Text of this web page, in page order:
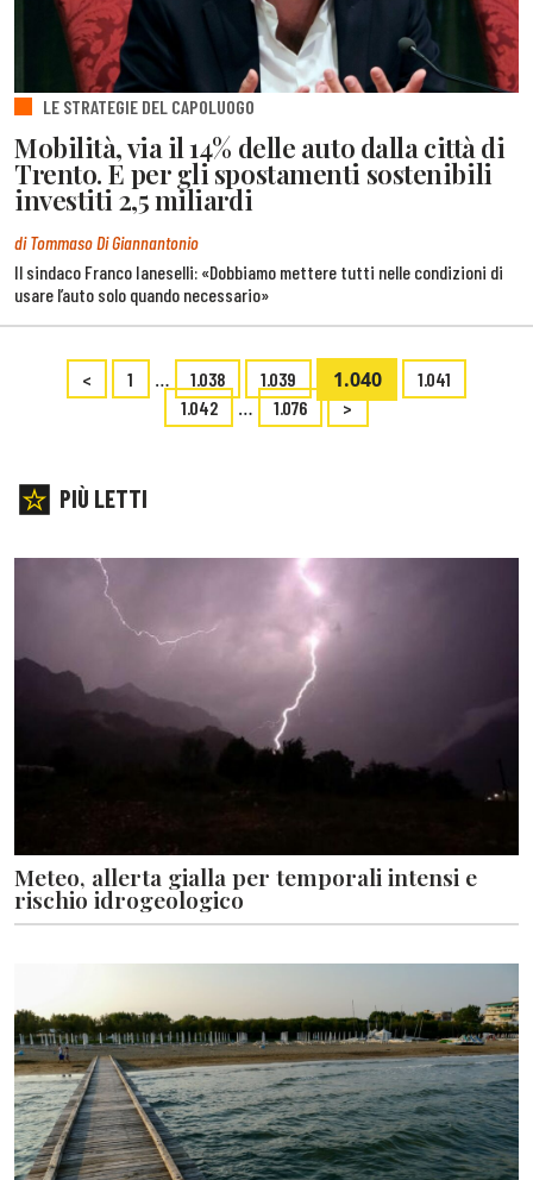
LE STRATEGIE DEL CAPOLUOGO
Mobilità, via il 14% delle auto dalla città di
Trento. E per gli spostamenti sostenibili
investiti 2,5 miliardi
di Tommaso Di Giannantonio
Il sindaco Franco Ianeselli: «Dobbiamo mettere tutti nelle condizioni di
usare l’auto solo quando necessario»
< 1 … 1.038 1.039 1.040
1.041
1.042
… 1.076 >
PIÙ LETTI
Meteo, allerta gialla per temporali intensi e
rischio idrogeologico